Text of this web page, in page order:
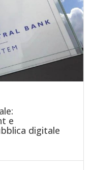
e
digitale